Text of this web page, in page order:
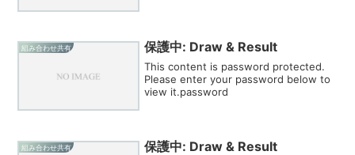
組み合わせ共有 保護中: Draw & Result
This content is password protected.
Please enter your password below to
view it.password
組み合わせ共有 保護中: Draw & Result